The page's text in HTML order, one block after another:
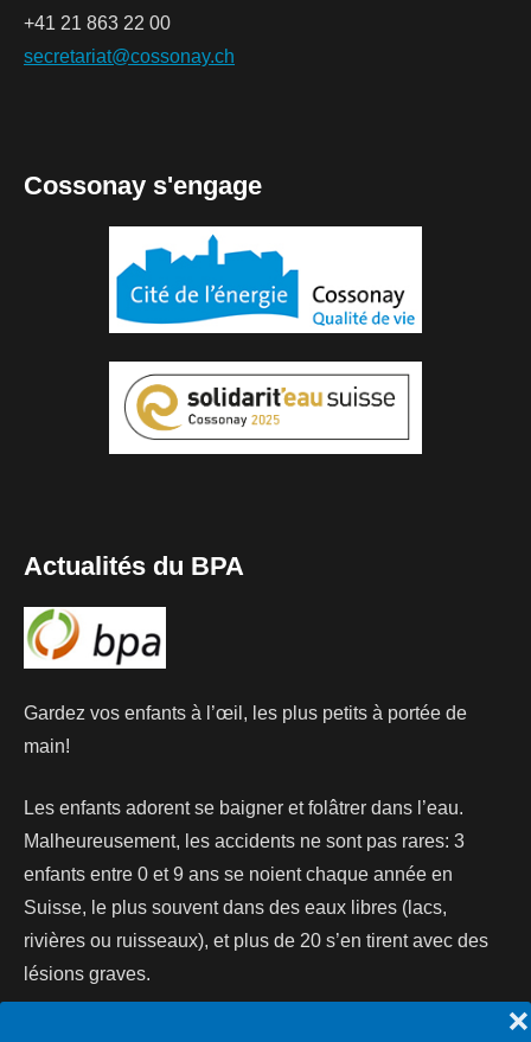
❌
+41 21 863 22 00
secretariat@cossonay.ch
Cossonay s'engage
Actualités du BPA
Gardez vos enfants à l’œil, les plus petits à portée de
main!
Les enfants adorent se baigner et folâtrer dans l’eau.
Malheureusement, les accidents ne sont pas rares: 3
enfants entre 0 et 9 ans se noient chaque année en
Suisse, le plus souvent dans des eaux libres (lacs,
rivières ou ruisseaux), et plus de 20 s’en tirent avec des
lésions graves.